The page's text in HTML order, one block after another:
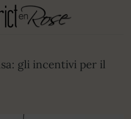
gli incentivi per il